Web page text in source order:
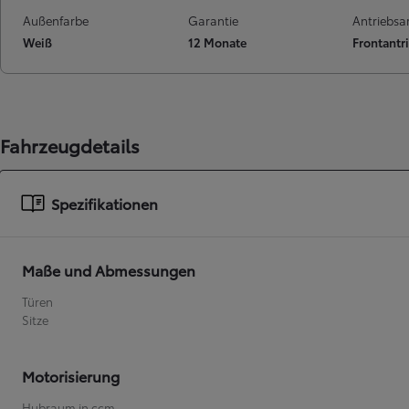
C-HR
Außenfarbe
Weiß
Garantie
12 Monate
Fahrzeugdetails
Spezifikationen
Maße und Abmessungen
Türen
Sitze
Motorisierung